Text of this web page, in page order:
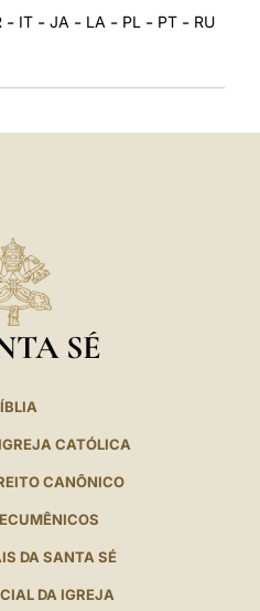
- IT - JA - LA - PL - PT - RU
SÉ
CATÓLICA
CANÔNICO
DA SANTA SÉ
DA IGREJA